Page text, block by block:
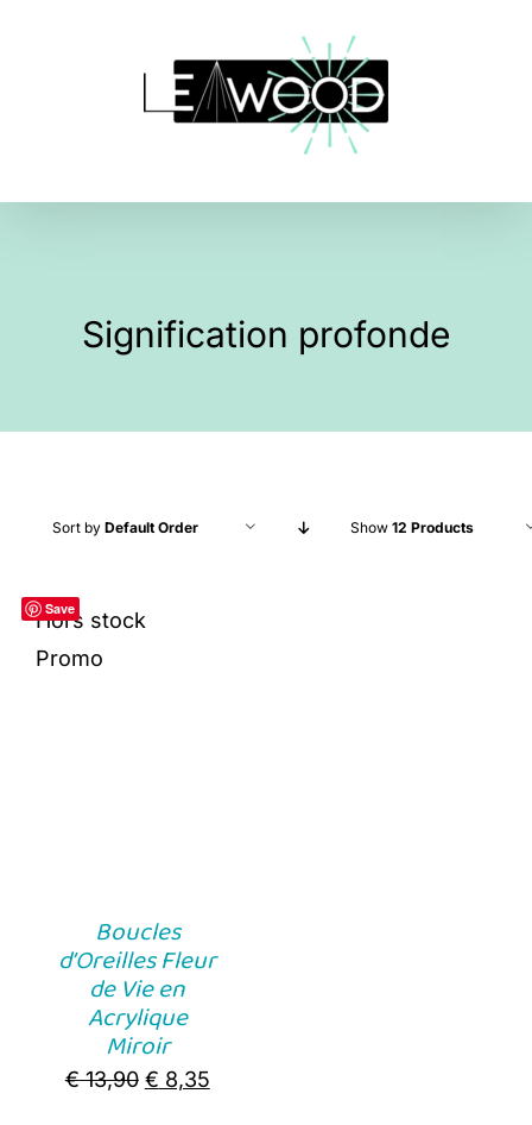
Signification profonde
Sort by Default Order Show 12 Products
Save
Hors stock
Promo
Boucles
d’Oreilles Fleur
de Vie en
Acrylique
Miroir
€13,90 Original
€ 8,35Current